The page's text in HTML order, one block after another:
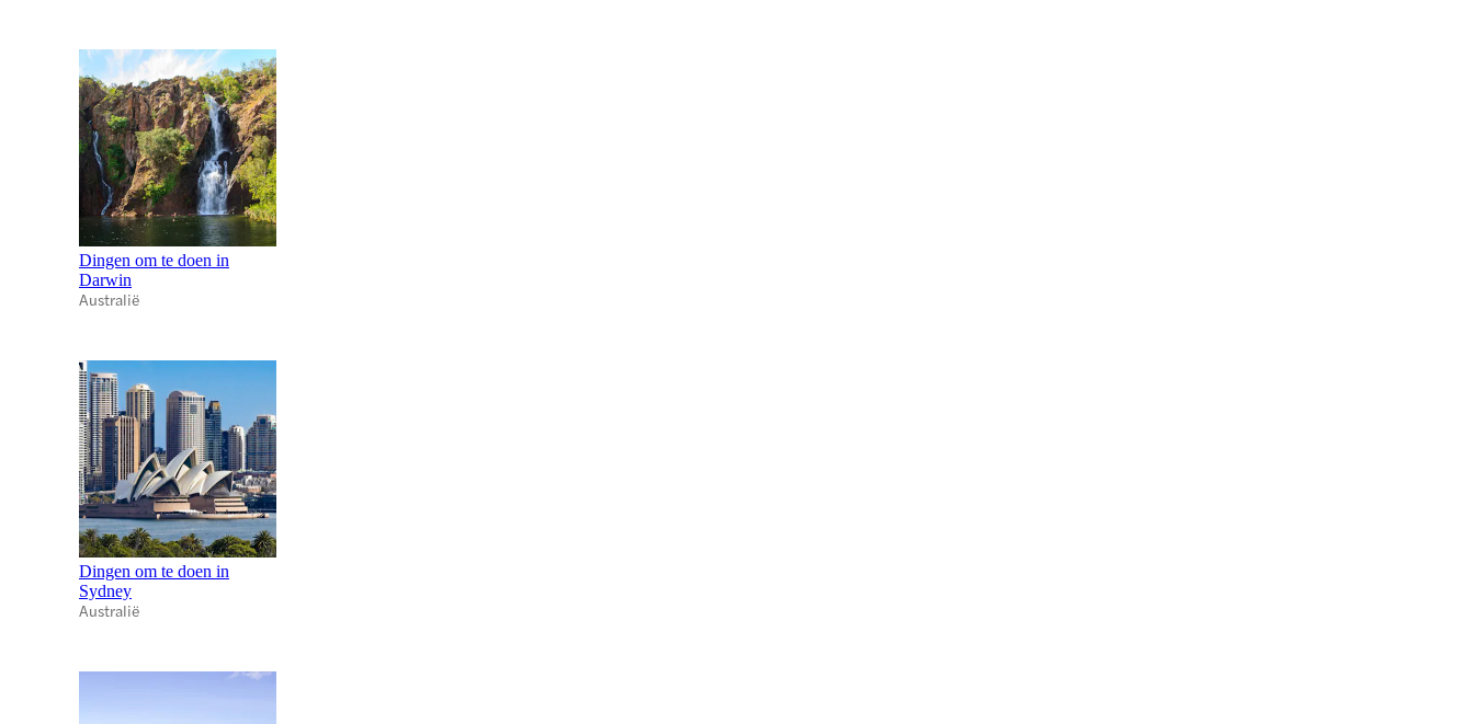
Dingen om te doen in
Darwin
Australië
Dingen om te doen in
Sydney
Australië